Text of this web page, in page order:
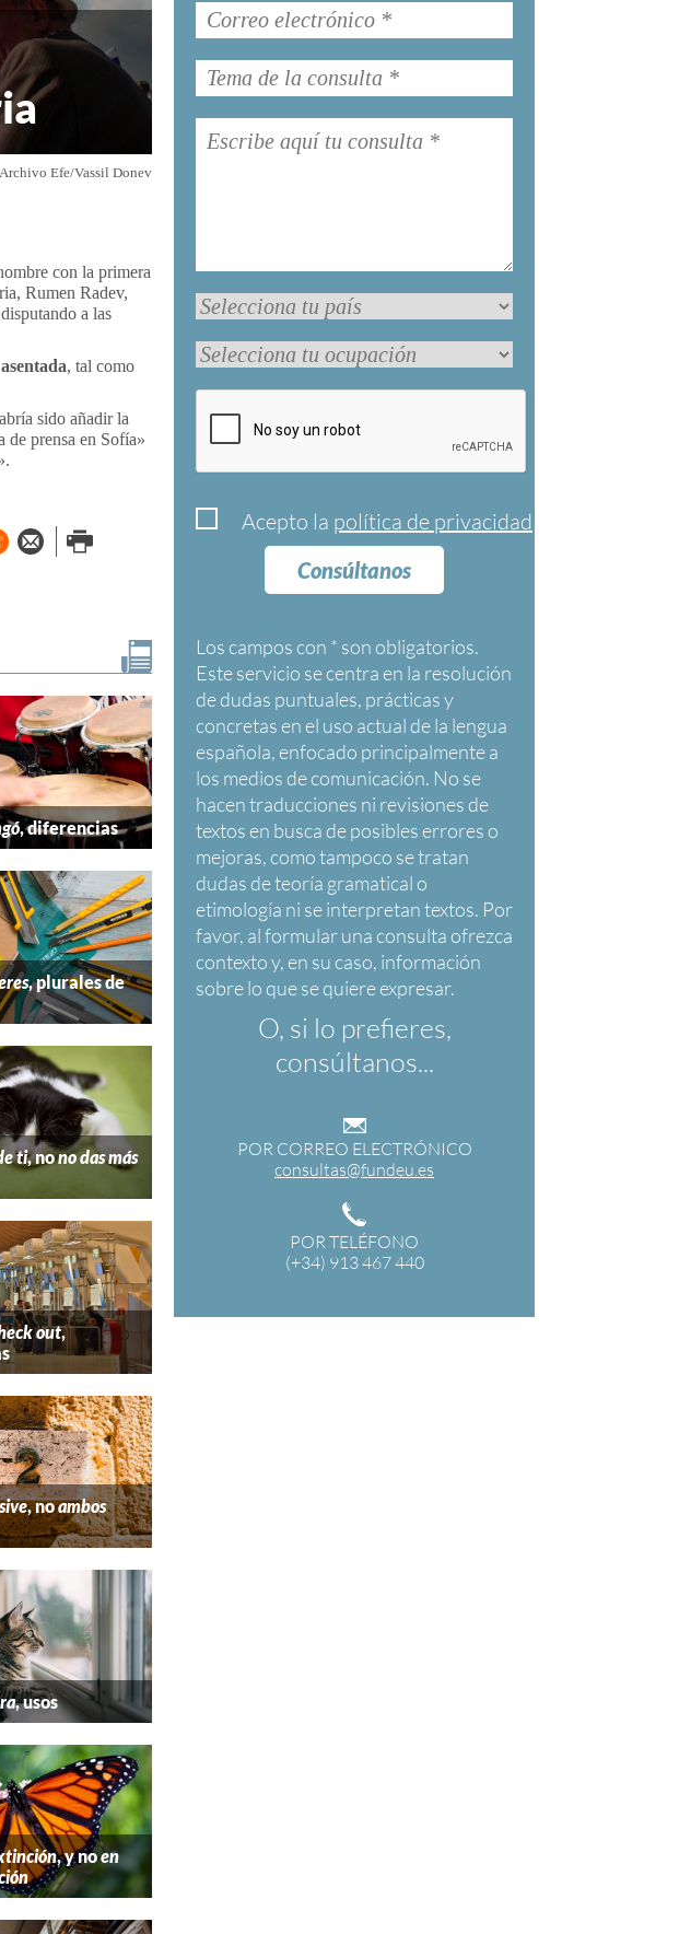
Acepto la política de privacidad
Consúltanos
Los campos con * son obligatorios
O, si lo prefieres,
consúltanos...
POR CORREO ELECTRÓNICO
consultas@fundeu.es
POR TELÉFONO
(+34) 913 467 440
Efe/Vassil Donev
con la primera
Rumen Radev,
a las
, tal como
sido añadir la
de prensa en Sofía»
Enviar porImprimir
, diferencias
, plurales de
ti, nono das más
out,
, noambos
, usos
, y noen